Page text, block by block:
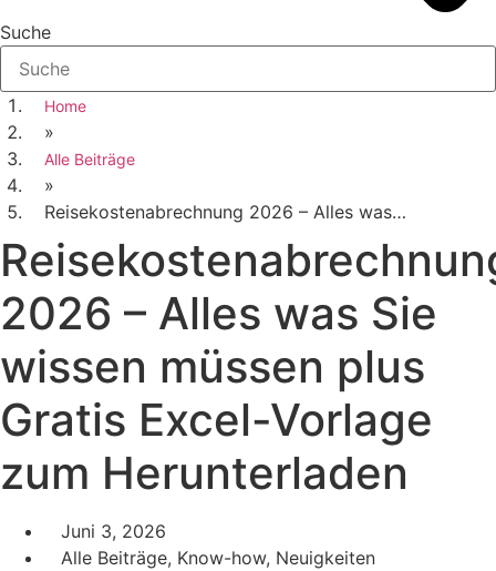
Suche
Home
»
Alle Beiträge
»
Reisekostenabrechnung 2026 – Alles was…
2026 – Alles was Sie
wissen müssen plus
Gratis Excel-Vorlage
zum Herunterladen
Juni 3, 2026
Alle Beiträge, Know-how, Neuigkeiten